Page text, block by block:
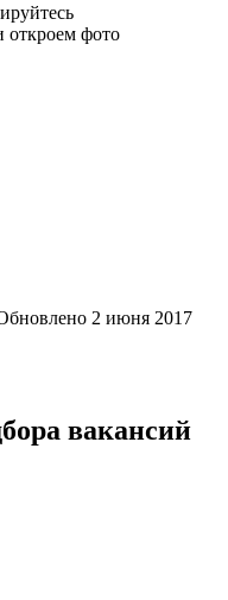
откроем фото
2 июня 2017
вакансий